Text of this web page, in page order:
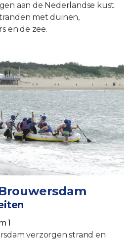
aan de Nederlandse kust.
met duinen,
en de zee.
1
verzorgen strand en